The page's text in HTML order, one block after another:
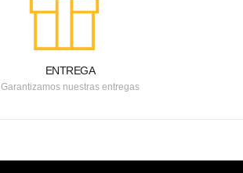
ENTREGA
Garantizamos nuestras entregas